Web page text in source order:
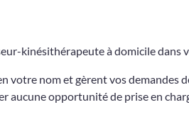
kinésithérapeute à domicile dans
votre nom et gèrent vos demandes
aucune opportunité de prise en